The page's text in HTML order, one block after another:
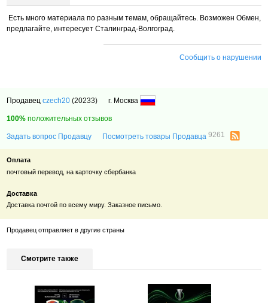
Есть много материала по разным темам, обращайтесь. Возможен Обмен,
предлагайте, интересует Сталинград-Волгоград.
Сообщить о нарушении
Продавецczech20 (20233) г. Москва
100% положительных отзывов
Задать вопрос Продавцу Посмотреть товары Продавца9261
Оплата
почтовый перевод, на карточку сбербанка
Доставка
Доставка почтой по всему миру. Заказное письмо.
Продавец отправляет в другие страны
Смотрите также